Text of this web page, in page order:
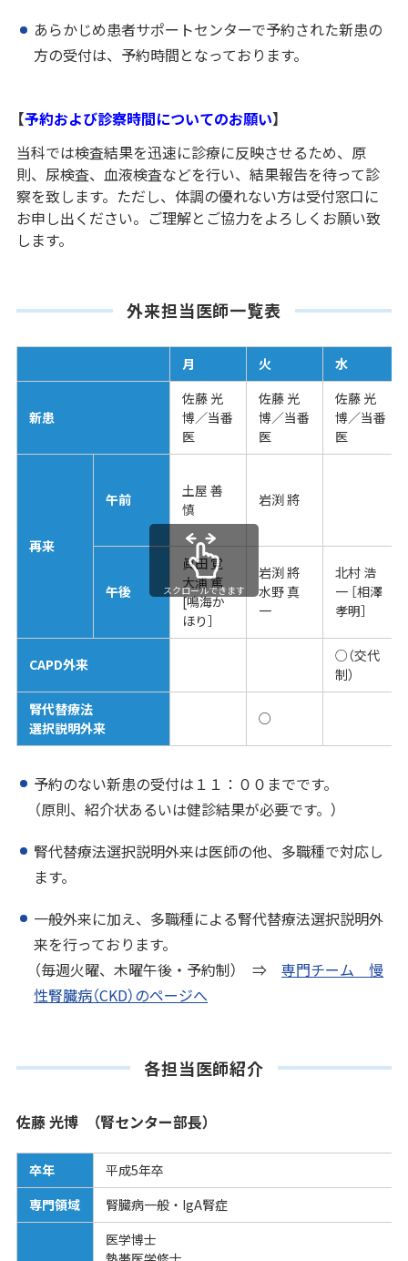
あらかじめ患者サポートセンターで予約された新患の
方の受付は、予約時間となっております。
【予約および診察時間についてのお願い】
当科では検査結果を迅速に診療に反映させるため、原
則、尿検査、血液検査などを行い、結果報告を待って診
察を致します。ただし、体調の優れない方は受付窓口に
お申し出ください。ご理解とご協力をよろしくお願い致
します。
外来担当医師一覧表
月 火 水
新患
佐藤 光
博／当番
医
佐藤 光
博／当番
医
佐藤 光
博／当番
医
再来
午前
土屋 善
慎
岩渕 將
午後
眞田 覚
大浦 篤
[鳴海か
ほり］
岩渕 將
水野 真
一
北村 浩
一 ［相澤
孝明］
CAPD外来
○（交代
制）
腎代替療法
選択説明外来
○
スクロールできます
予約のない新患の受付は１１：００までです。
（原則、紹介状あるいは健診結果が必要です。）
腎代替療法選択説明外来は医師の他、多職種で対応し
ます。
一般外来に加え、多職種による腎代替療法選択説明外
来を行っております。
（毎週火曜、木曜午後・予約制） ⇒専門チーム 慢
性腎臓病（CKD）のページへ
各担当医師紹介
佐藤 光博 （腎センター部長）
卒年
平成5年卒
専門領域
腎臓病一般・IgA腎症
医学博士